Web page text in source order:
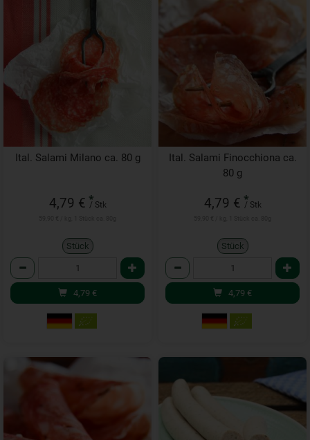
Ital. Salami Milano ca. 80 g
4,79 € *
/ Stk
Stück
Anzahl
4,79 €
Ital. Salami Finocchiona ca.
80 g
4,79 € *
/ Stk
Stück
Anzahl
4,79 €